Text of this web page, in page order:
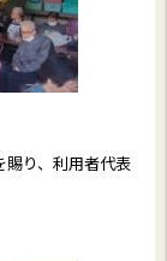
賜り、利用者代表